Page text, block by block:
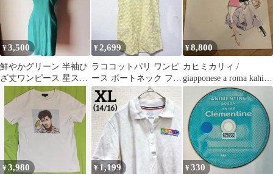
¥3,500
鮮やかグリーン 半袖ひ
ざ丈ワンピース 星スタ
ッズ付き
¥2,699
ラココットパリ ワンピ
ース ボートネック フレ
ンチスリーブ 総柄 S 黄
綿
¥8,800
カヒミカリィ /
giapponese a roma kahimi
karie
¥3,980 ¥1,199 ¥330